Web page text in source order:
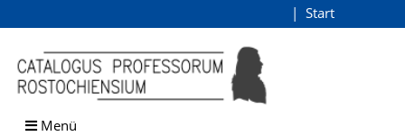
Browsen
direkt zum Inhalt
Start
Menü